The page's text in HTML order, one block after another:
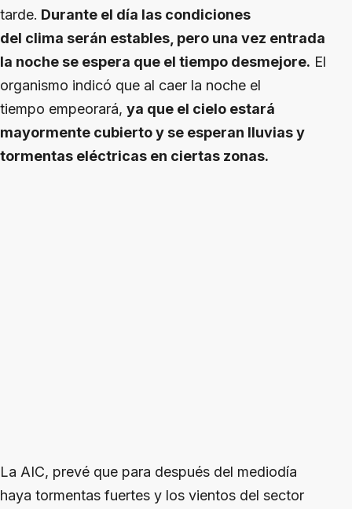
tarde. Durante el día las condiciones
del clima serán estables, pero una vez entrada
la noche se espera que el tiempo desmejore. El
organismo indicó que al caer la noche el
tiempo empeorará, ya que el cielo estará
mayormente cubierto y se esperan lluvias y
tormentas eléctricas en ciertas zonas.
La AIC, prevé que para después del mediodía
haya tormentas fuertes y los vientos del sector